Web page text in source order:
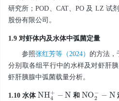
研究所；POD、CAT、PO 及 LZ 试
股份有限公司。
1.9 对虾体内及水体中弧菌定量
参照张红芳等（2024） 的方法，
分别取各组平行中的水样及对虾肝
虾肝胰腺中弧菌载量分析。
1.10 水体
NH4+ N
和
NO 2- N